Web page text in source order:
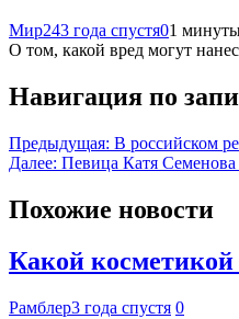
Мир243 года спустя01
О том, какой вред могут
Навигация по
Предыдущая: В российском
Далее: Певица Катя
Похожие новости
Какой косметикой
Рамблер3 года спустя 0